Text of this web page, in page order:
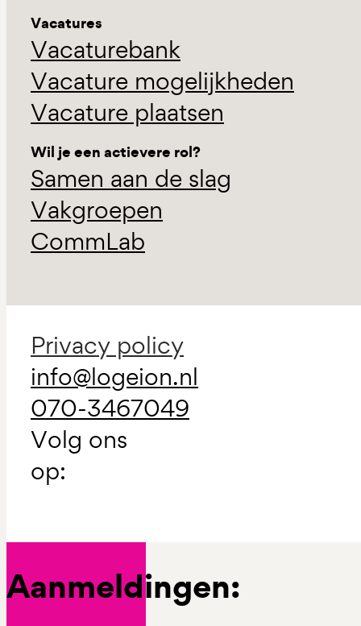
Vacatures
Vacaturebank
Vacature mogelijkheden
Vacature plaatsen
Wil je een actievere rol?
Samen aan de slag
Vakgroepen
CommLab
Privacy policy
info@logeion.nl
070-3467049
Volg ons
op:
Aanmeldingen: